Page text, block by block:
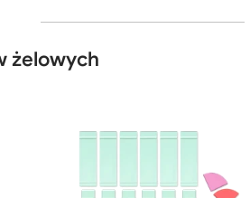
żelowych